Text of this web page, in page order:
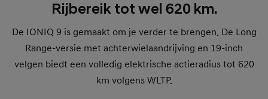
Rijbereik tot wel 620 km.
De IONIQ 9 is gemaakt om je verder te brengen. De Long
Range-versie met achterwielaandrijving en 19-inch
velgen biedt een volledig elektrische actieradius tot 620
km volgens WLTP.